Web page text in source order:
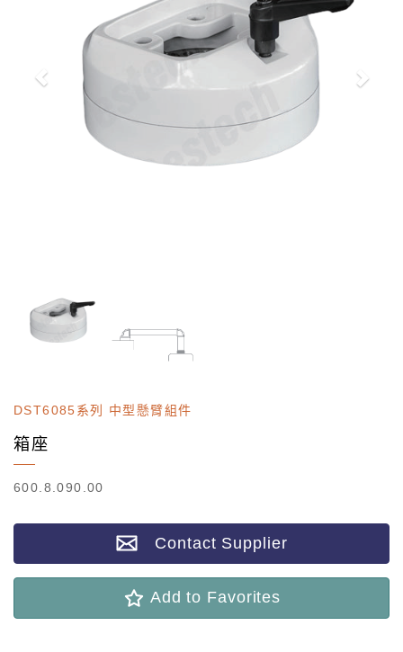
DST6085系列 中型懸臂組件
箱座
600.8.090.00
Contact Supplier
Add to Favorites